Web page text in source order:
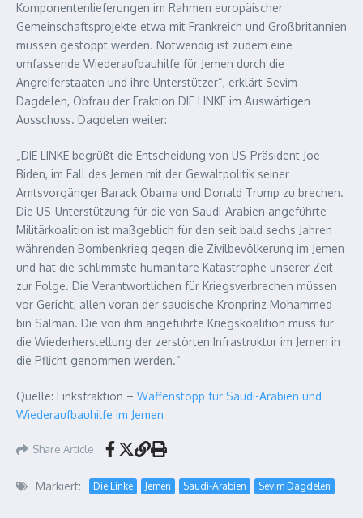
Komponentenlieferungen im Rahmen europäischer
Gemeinschaftsprojekte etwa mit Frankreich und Großbritannien
müssen gestoppt werden. Notwendig ist zudem eine
umfassende Wiederaufbauhilfe für Jemen durch die
Angreiferstaaten und ihre Unterstützer“, erklärt Sevim
Dagdelen, Obfrau der Fraktion DIE LINKE im Auswärtigen
Ausschuss. Dagdelen weiter:
„DIE LINKE begrüßt die Entscheidung von US-Präsident Joe
Biden, im Fall des Jemen mit der Gewaltpolitik seiner
Amtsvorgänger Barack Obama und Donald Trump zu brechen.
Die US-Unterstützung für die von Saudi-Arabien angeführte
Militärkoalition ist maßgeblich für den seit bald sechs Jahren
währenden Bombenkrieg gegen die Zivilbevölkerung im Jemen
und hat die schlimmste humanitäre Katastrophe unserer Zeit
zur Folge. Die Verantwortlichen für Kriegsverbrechen müssen
vor Gericht, allen voran der saudische Kronprinz Mohammed
bin Salman. Die von ihm angeführte Kriegskoalition muss für
die Wiederherstellung der zerstörten Infrastruktur im Jemen in
die Pflicht genommen werden.“
Quelle: Linksfraktion – Waffenstopp für Saudi-Arabien und
Wiederaufbauhilfe im Jemen
Share Article
Markiert: Die Linke Jemen Saudi-Arabien Sevim Dagdelen